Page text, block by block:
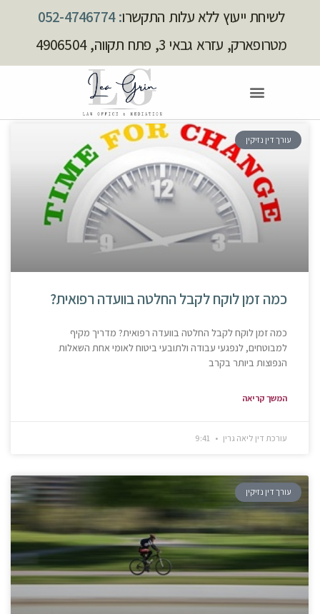
לשיחת ייעוץ ללא עלות התקשרו: 052-4746774
מטרופארק, עזרא גבאי 3, פתח תקווה, 4906504
עורך דין נזיקין
כמה זמן לוקח לקבל החלטה בוועדה רפואית?
כמה זמן לוקח לקבל החלטה בוועדה רפואית? מדריך מקיף
למבוטחים, לנפגעי עבודה ולתובעי ביטוח לאומי אחת השאלות
הנפוצות ביותר בקרב
המשך קריאה
עורכת דין ליאה גרין
עורך דין נזיקין